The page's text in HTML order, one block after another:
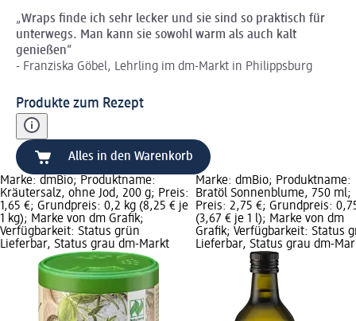
„Wraps finde ich sehr lecker und sie sind so praktisch für
unterwegs. Man kann sie sowohl warm als auch kalt
genießen“
- Franziska Göbel, Lehrling im dm-Markt in Philippsburg
Produkte zum Rezept
Alles in den Warenkorb
Marke: dmBio; Produktname:
Kräutersalz, ohne Jod, 200 g; Preis:
1,65 €; Grundpreis: 0,2 kg (8,25 € je
1 kg); Marke von dm Grafik;
Verfügbarkeit: Status grün
Lieferbar, Status grau dm-Markt
Marke: dmBio; Produktname:
Bratöl Sonnenblume, 750 ml;
Preis: 2,75 €; Grundpreis:
(3,67 € je 1 l); Marke von dm
Grafik; Verfügbarkeit: Status
Lieferbar, Status grau dm-